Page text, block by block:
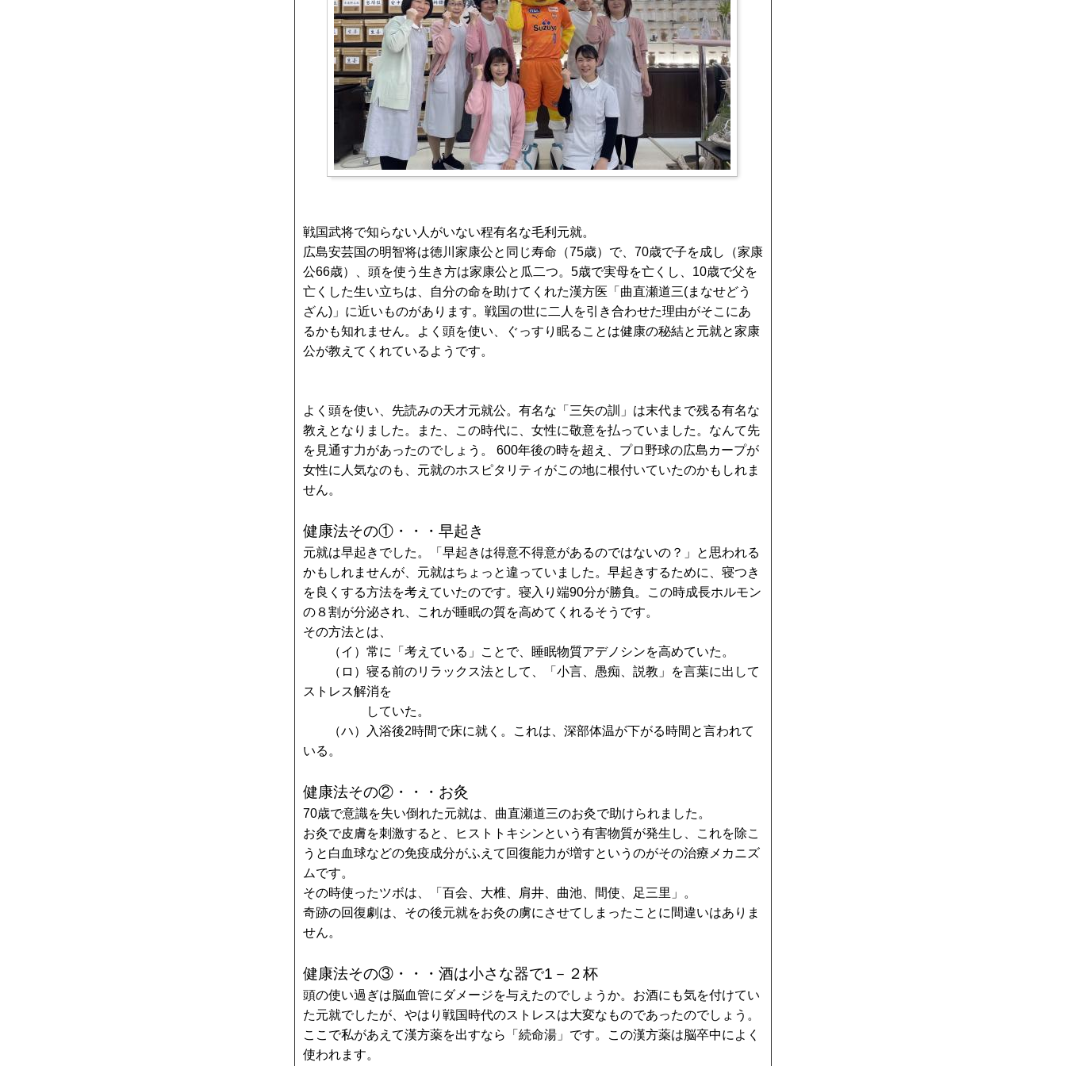
戦国武将で知らない人がいない程有名な毛利元就。
広島安芸国の明智将は徳川家康公と同じ寿命（75歳）で、70歳で子を成し（家康
公66歳）、頭を使う生き方は家康公と瓜二つ。5歳で実母を亡くし、10歳で父を
亡くした生い立ちは、自分の命を助けてくれた漢方医「曲直瀬道三(まなせどう
ざん)」に近いものがあります。戦国の世に二人を引き合わせた理由がそこにあ
るかも知れません。よく頭を使い、ぐっすり眠ることは健康の秘結と元就と家康
公が教えてくれているようです。
よく頭を使い、先読みの天才元就公。有名な「三矢の訓」は末代まで残る有名な
教えとなりました。また、この時代に、女性に敬意を払っていました。なんて先
を見通す力があったのでしょう。 600年後の時を超え、プロ野球の広島カープが
女性に人気なのも、元就のホスピタリティがこの地に根付いていたのかもしれま
せん。
健康法その①・・・早起き
元就は早起きでした。「早起きは得意不得意があるのではないの？」と思われる
かもしれませんが、元就はちょっと違っていました。早起きするために、寝つき
を良くする方法を考えていたのです。寝入り端90分が勝負。この時成長ホルモン
の８割が分泌され、これが睡眠の質を高めてくれるそうです。
その方法とは、
（イ）常に「考えている」ことで、睡眠物質アデノシンを高めていた。
（ロ）寝る前のリラックス法として、「小言、愚痴、説教」を言葉に出して
ストレス解消を
していた。
（ハ）入浴後2時間で床に就く。これは、深部体温が下がる時間と言われて
いる。
健康法その②・・・お灸
70歳で意識を失い倒れた元就は、曲直瀬道三のお灸で助けられました。
お灸で皮膚を刺激すると、ヒストトキシンという有害物質が発生し、これを除こ
うと白血球などの免疫成分がふえて回復能力が増すというのがその治療メカニズ
ムです。
その時使ったツボは、「百会、大椎、肩井、曲池、間使、足三里」。
奇跡の回復劇は、その後元就をお灸の虜にさせてしまったことに間違いはありま
せん。
健康法その③・・・酒は小さな器で1－２杯
頭の使い過ぎは脳血管にダメージを与えたのでしょうか。お酒にも気を付けてい
た元就でしたが、やはり戦国時代のストレスは大変なものであったのでしょう。
ここで私があえて漢方薬を出すなら「続命湯」です。この漢方薬は脳卒中によく
使われます。